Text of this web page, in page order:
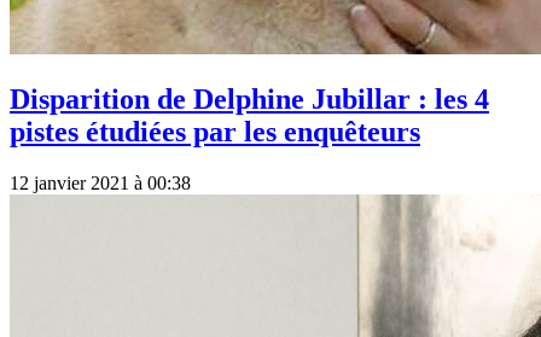
Disparition de Delphine Jubillar : les 4
pistes étudiées par les enquêteurs
12 janvier 2021 à 00:38